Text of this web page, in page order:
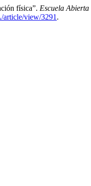
física”. Escuela Abierta
article/view/3291 .